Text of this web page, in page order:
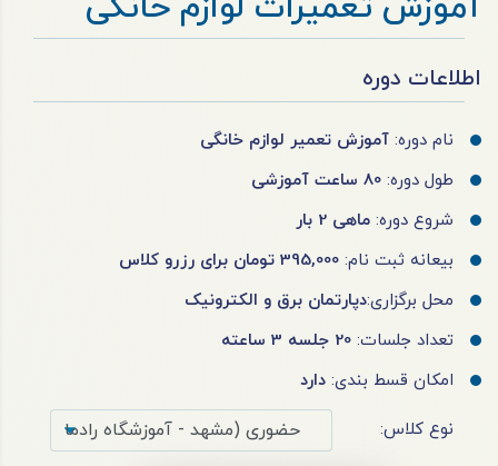
اطلاعات دوره
نام دوره: آموزش تعمیر لوازم خانگی
طول دوره: 80 ساعت آموزشی
شروع دوره: ماهی 2 بار
بیعانه ثبت نام: 395,000 تومان برای رزرو کلاس
محل برگزاری:دپارتمان برق و الکترونیک
تعداد جلسات: 20 جلسه 3 ساعته
امکان قسط بندی: دارد
نوع کلاس: